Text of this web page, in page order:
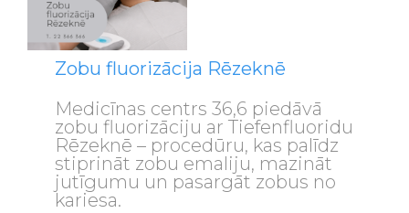
Zobu fluorizācija Rēzeknē
Medicīnas centrs 36,6 piedāvā
zobu fluorizāciju ar Tiefenfluoridu
Rēzeknē – procedūru, kas palīdz
stiprināt zobu emaliju, mazināt
jutīgumu un pasargāt zobus no
kariesa.